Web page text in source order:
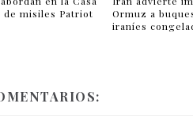
de misiles Patriot
Ormuz a
iraníes